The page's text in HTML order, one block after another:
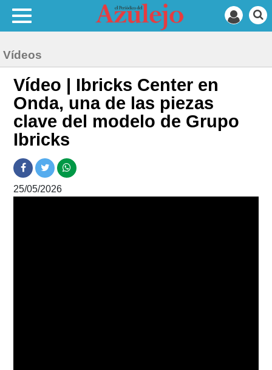
Vídeos
Vídeo | Ibricks Center en
Onda, una de las piezas
clave del modelo de Grupo
Ibricks
25/05/2026